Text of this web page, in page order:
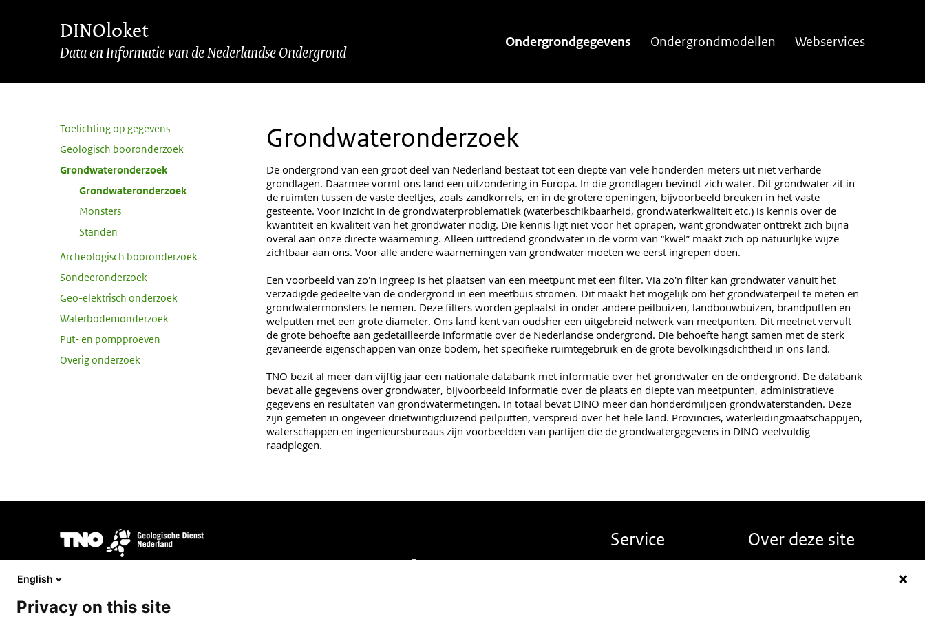
DINOloket
Data en Informatie van de Nederlandse Ondergrond
Ondergrondgegevens Ondergrondmodellen Webservices
Subnavigatie
Toelichting op gegevens
Geologisch booronderzoek
Grondwateronderzoek
Grondwateronderzoek
Monsters
Standen
Archeologisch booronderzoek
Sondeeronderzoek
Geo-elektrisch onderzoek
Waterbodemonderzoek
Put- en pompproeven
Overig onderzoek
Grondwateronderzoek
De ondergrond van een groot deel van Nederland bestaat tot een diepte van vele honderden meters uit niet verharde
grondlagen. Daarmee vormt ons land een uitzondering in Europa. In die grondlagen bevindt zich water. Dit grondwater zit in
de ruimten tussen de vaste deeltjes, zoals zandkorrels, en in de grotere openingen, bijvoorbeeld breuken in het vaste
gesteente. Voor inzicht in de grondwaterproblematiek (waterbeschikbaarheid, grondwaterkwaliteit etc.) is kennis over de
kwantiteit en kwaliteit van het grondwater nodig. Die kennis ligt niet voor het oprapen, want grondwater onttrekt zich bijna
overal aan onze directe waarneming. Alleen uittredend grondwater in de vorm van “kwel” maakt zich op natuurlijke wijze
zichtbaar aan ons. Voor alle andere waarnemingen van grondwater moeten we eerst ingrepen doen.
Een voorbeeld van zo'n ingreep is het plaatsen van een meetpunt met een filter. Via zo'n filter kan grondwater vanuit het
verzadigde gedeelte van de ondergrond in een meetbuis stromen. Dit maakt het mogelijk om het grondwaterpeil te meten en
grondwatermonsters te nemen. Deze filters worden geplaatst in onder andere peilbuizen, landbouwbuizen, brandputten en
welputten met een grote diameter. Ons land kent van oudsher een uitgebreid netwerk van meetpunten. Dit meetnet vervult
de grote behoefte aan gedetailleerde informatie over de Nederlandse ondergrond. Die behoefte hangt samen met de sterk
gevarieerde eigenschappen van onze bodem, het specifieke ruimtegebruik en de grote bevolkingsdichtheid in ons land.
TNO bezit al meer dan vijftig jaar een nationale databank met informatie over het grondwater en de ondergrond. De databank
bevat alle gegevens over grondwater, bijvoorbeeld informatie over de plaats en diepte van meetpunten, administratieve
gegevens en resultaten van grondwatermetingen. In totaal bevat DINO meer dan honderdmiljoen grondwaterstanden. Deze
zijn gemeten in ongeveer drietwintigduizend peilputten, verspreid over het hele land. Provincies, waterleidingmaatschappijen,
waterschappen en ingenieursbureaus zijn voorbeelden van partijen die de grondwatergegevens in DINO veelvuldig
raadplegen.
Afbeelding
DINOloket wordt ontwikkeld en beheerd doorTNO Geologische Dienst Nederland
in
opdracht van het
Service Over deze site
English
Privacy on this site